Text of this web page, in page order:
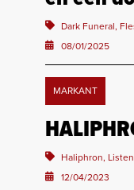
Dark Funeral,
08/01/2025
MARKANT
Haliphron,
12/04/2023